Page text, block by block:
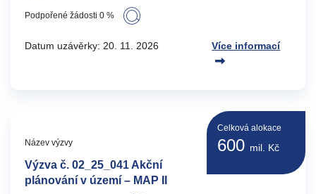
Podpořené žádosti 0 %
Datum uzávěrky: 20. 11. 2026 Více informací
Celková alokace
600 mil. Kč
Název výzvy
Výzva č. 02_25_041 Akční
plánování v území – MAP II